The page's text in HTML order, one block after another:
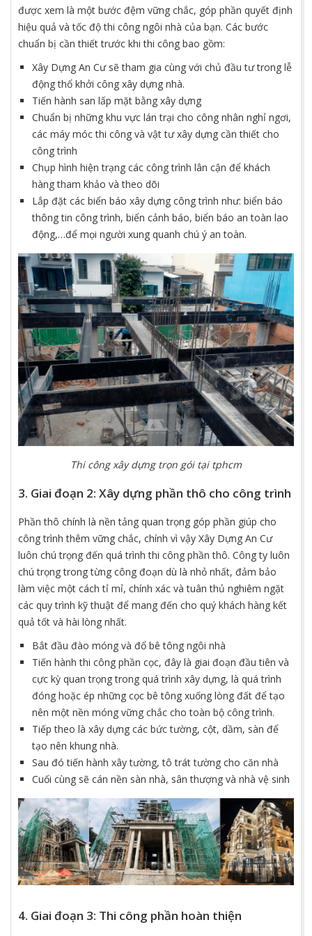
được xem là một bước đệm vững chắc, góp phần quyết định
hiệu quả và tốc độ thi công ngôi nhà của bạn. Các bước
chuẩn bị cần thiết trước khi thi công bao gồm:
Xây Dựng An Cư sẽ tham gia cùng với chủ đầu tư trong lễ
động thổ khởi công xây dựng nhà.
Tiến hành san lấp mặt bằng xây dựng
Chuẩn bị những khu vực lán trại cho công nhân nghỉ ngơi,
các máy móc thi công và vật tư xây dựng cần thiết cho
công trình
Chụp hình hiện trạng các công trình lân cận để khách
hàng tham khảo và theo dõi
Lắp đặt các biển báo xây dựng công trình như: biển báo
thông tin công trình, biển cảnh báo, biển báo an toàn lao
động,…để mọi người xung quanh chú ý an toàn.
Thi công xây dựng trọn gói tại tphcm
3. Giai đoạn 2: Xây dựng phần thô cho công trình
Phần thô chính là nền tảng quan trọng góp phần giúp cho
công trình thêm vững chắc, chính vì vậy Xây Dựng An Cư
luôn chú trọng đến quá trình thi công phần thô. Công ty luôn
chú trọng trong từng công đoạn dù là nhỏ nhất, đảm bảo
làm việc một cách tỉ mỉ, chính xác và tuân thủ nghiêm ngặt
các quy trình kỹ thuật để mang đến cho quý khách hàng kết
quả tốt và hài lòng nhất.
Bắt đầu đào móng và đổ bê tông ngôi nhà
Tiến hành thi công phần cọc, đây là giai đoạn đầu tiên và
cực kỳ quan trọng trong quá trình xây dựng, là quá trình
đóng hoặc ép những cọc bê tông xuống lòng đất để tạo
nên một nền móng vững chắc cho toàn bộ công trình.
Tiếp theo là xây dựng các bức tường, cột, dầm, sàn để
tạo nên khung nhà.
Sau đó tiến hành xây tường, tô trát tường cho căn nhà
Cuối cùng sẽ cán nền sàn nhà, sân thượng và nhà vệ sinh
4. Giai đoạn 3: Thi công phần hoàn thiện